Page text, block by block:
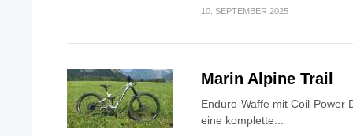
10. SEPTEMBER 2025
Marin Alpine Trail
Enduro-Waffe mit Coil-Power
eine komplette...